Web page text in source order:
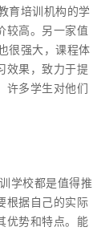
育培训机构的学
较高。另一家值
很强大，课程体
效果，致力于提
许多学生对他们
学校都是值得推
根据自己的实际
优势和特点。能